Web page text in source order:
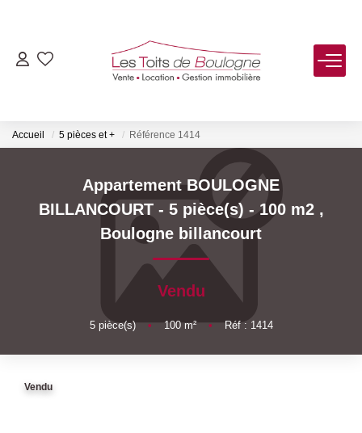
ACHETER
LOUER
VENDRE
Estimer
Biens Vendus
FAIRE GÉRER
Accueil 5 pièces et + Référence 1414
Appartement BOULOGNE
BILLANCOURT - 5 pièce(s) - 100 m2 ,
Boulogne billancourt
Vendu
5pièce(s) • 100m² • Réf : 1414
Vendu